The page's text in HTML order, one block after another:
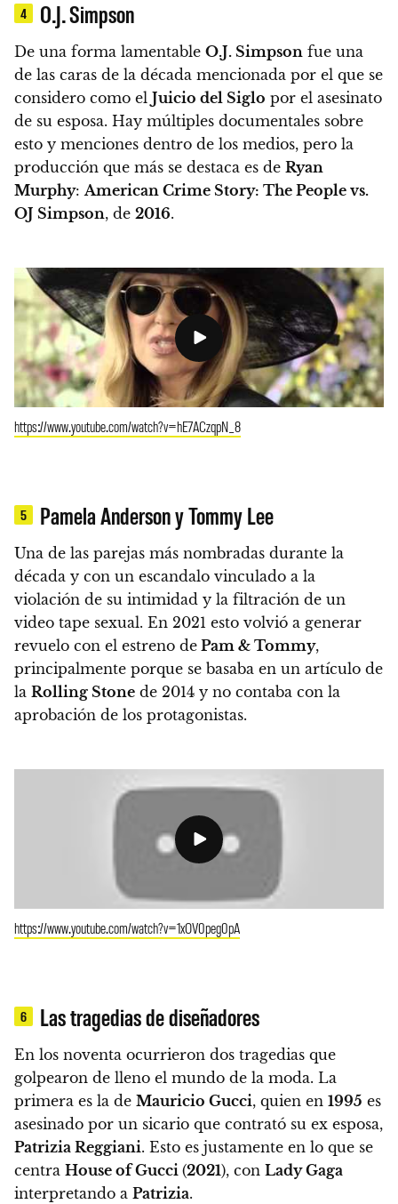
4 O.J. Simpson
De una forma lamentable O.J. Simpson fue una
de las caras de la década mencionada por el que se
considero como el Juicio del Siglo por el asesinato
de su esposa. Hay múltiples documentales sobre
esto y menciones dentro de los medios, pero la
producción que más se destaca es de Ryan
Murphy:American Crime Story: The People vs.
OJ Simpson, de 2016.
https://www.youtube.com/watch?v=hE7ACzqpN_8
5 Pamela Anderson y Tommy Lee
Una de las parejas más nombradas durante la
década y con un escandalo vinculado a la
violación de su intimidad y la filtración de un
video tape sexual. En 2021 esto volvió a generar
revuelo con el estreno de Pam & Tommy,
principalmente porque se basaba en un artículo de
la Rolling Stone de 2014 y no contaba con la
aprobación de los protagonistas.
https://www.youtube.com/watch?v=1xOV0peg0pA
6 Las tragedias de diseñadores
En los noventa ocurrieron dos tragedias que
golpearon de lleno el mundo de la moda. La
primera es la de Mauricio Gucci, quien en 1995 es
asesinado por un sicario que contrató su ex esposa,
Patrizia Reggiani. Esto es justamente en lo que se
centra House of Gucci (2021), con Lady Gaga
interpretando a Patrizia.